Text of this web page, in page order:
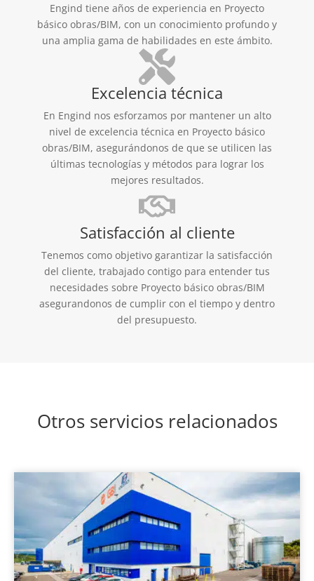
Engind tiene años de experiencia en Proyecto
básico obras/BIM, con un conocimiento profundo y
una amplia gama de habilidades en este ámbito.
Excelencia técnica
En Engind nos esforzamos por mantener un alto
nivel de excelencia técnica en Proyecto básico
obras/BIM, asegurándonos de que se utilicen las
últimas tecnologías y métodos para lograr los
mejores resultados.
Satisfacción al cliente
Tenemos como objetivo garantizar la satisfacción
del cliente, trabajado contigo para entender tus
necesidades sobre Proyecto básico obras/BIM
asegurandonos de cumplir con el tiempo y dentro
del presupuesto.
Otros servicios relacionados